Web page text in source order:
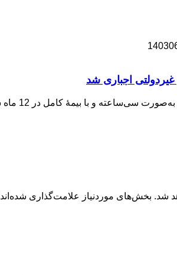
اجباری شد
و با بیمۀ کامل در 12 ماه سال تحت‌پوشش قرار بگیرند.
شد. بخش‌های موردنیاز علامت‌گذاری شده‌اند